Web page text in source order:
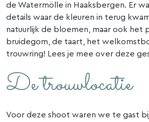
de Watermölle in Haaksbergen. Er
details waar de kleuren in terug
natuurlijk de bloemen, maar ook het
bruidegom, de taart, het
trouwring! Lees je mee over deze
De trouwlocatie
Voor deze shoot waren we te gast